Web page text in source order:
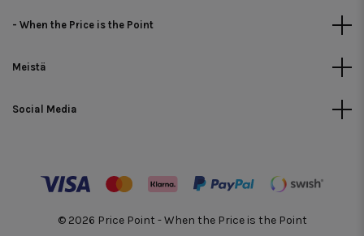
- When the Price is the Point
Meistä
Social Media
© 2026 Price Point - When the Price is the Point